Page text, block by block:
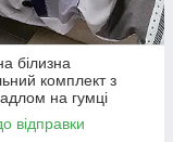
білизна
комплект з
на гумці
постільна
фланелі розмір
відправки